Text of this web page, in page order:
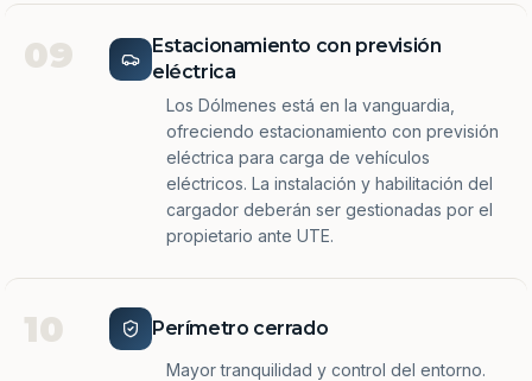
09
Estacionamiento con previsión
eléctrica
Los Dólmenes está en la vanguardia,
ofreciendo estacionamiento con previsión
eléctrica para carga de vehículos
eléctricos. La instalación y habilitación del
cargador deberán ser gestionadas por el
propietario ante UTE.
10 Perímetro cerrado
Mayor tranquilidad y control del entorno.